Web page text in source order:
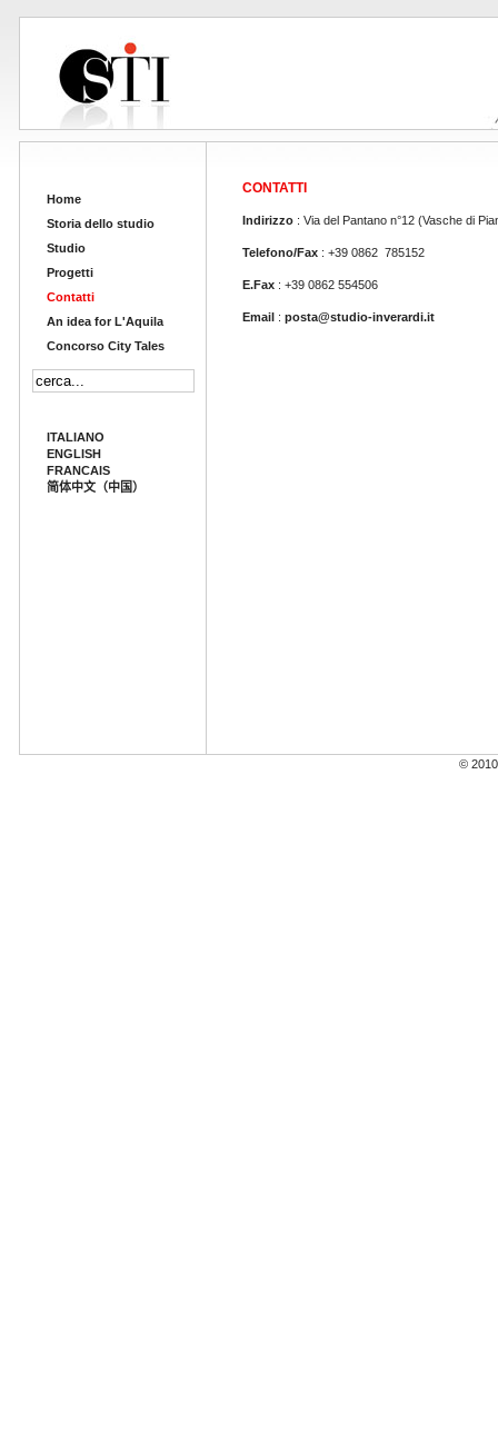
Home
Storia dello studio
Studio
Progetti
Contatti
An idea for L'Aquila
Concorso City Tales
ITALIANO
ENGLISH
FRANCAIS
简体中文（中国）
CONTATTI
Indirizzo : Via del Pantano n°12 (Vasche di
Telefono/Fax : +39 0862 785152
E.Fax : +39 0862 554506
Email : posta@studio-inverardi.it
©